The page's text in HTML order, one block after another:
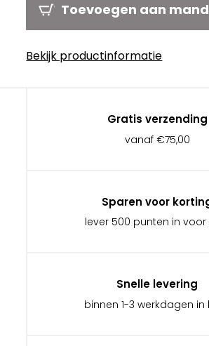
Toevoegen aan mand
Bekijk productinformatie
Gratis verzending
vanaf €75,00
Sparen voor
lever 500 punten in
Snelle levering
binnen 1-3 werkdagen in